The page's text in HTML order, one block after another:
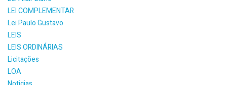
LEI COMPLEMENTAR
Lei Paulo Gustavo
LEIS
LEIS ORDINÁRIAS
Licitações
LOA